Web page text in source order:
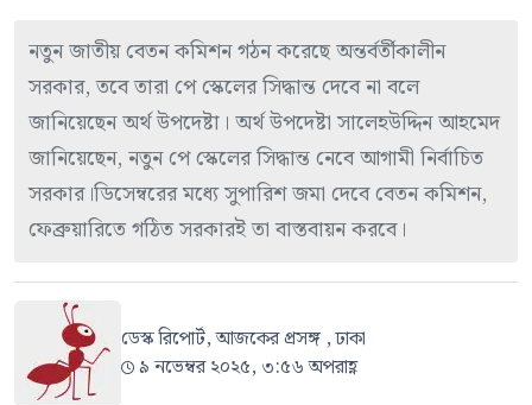
নতুন জাতীয় বেতন কমিশন গঠন করেছে অন্তর্বর্তীকালীন
সরকার, তবে তারা পে স্কেলের সিদ্ধান্ত দেবে না বলে
জানিয়েছেন অর্থ উপদেষ্টা। অর্থ উপদেষ্টা সালেহউদ্দিন আহমেদ
জানিয়েছেন, নতুন পে স্কেলের সিদ্ধান্ত নেবে আগামী নির্বাচিত
সরকার।ডিসেম্বরের মধ্যে সুপারিশ জমা দেবে বেতন কমিশন,
ফেব্রুয়ারিতে গঠিত সরকারই তা বাস্তবায়ন করবে।
ডেস্ক রিপোর্ট, আজকের প্রসঙ্গ , ঢাকা
৯ নভেম্বর ২০২৫, ৩:৫৬ অপরাহ্ণ